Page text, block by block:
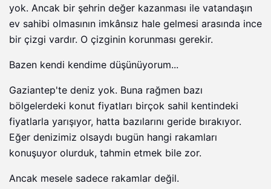
yok. Ancak bir şehrin değer kazanması ile vatandaşın
ev sahibi olmasının imkânsız hale gelmesi arasında ince
bir çizgi vardır. O çizginin korunması gerekir.
Bazen kendi kendime düşünüyorum...
Gaziantep'te deniz yok. Buna rağmen bazı
bölgelerdeki konut fiyatları birçok sahil kentindeki
fiyatlarla yarışıyor, hatta bazılarını geride bırakıyor.
Eğer denizimiz olsaydı bugün hangi rakamları
konuşuyor olurduk, tahmin etmek bile zor.
Ancak mesele sadece rakamlar değil.